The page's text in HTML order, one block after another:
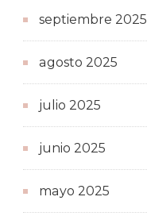
septiembre 2025
agosto 2025
julio 2025
junio 2025
mayo 2025